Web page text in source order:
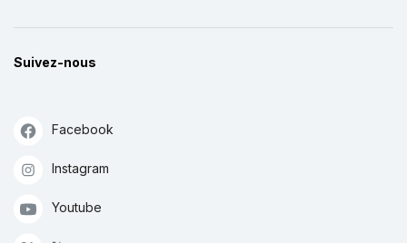
Suivez-nous
Facebook
Instagram
Youtube